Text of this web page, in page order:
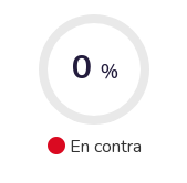
0 %
En contra